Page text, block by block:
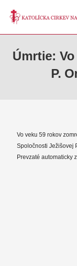
Úmrtie:
P.
Vo veku 59 rokov
Spoločnosti Ježišovej
Prevzaté automaticky